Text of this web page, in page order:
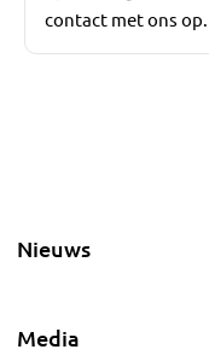
contact met ons op.
Nieuws
Media